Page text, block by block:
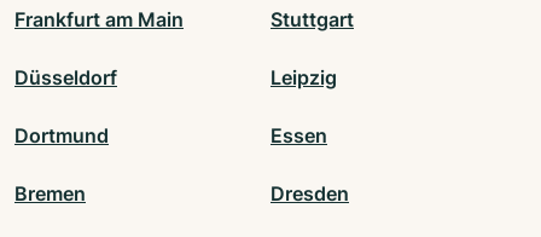
Frankfurt am Main Stuttgart
Düsseldorf Leipzig
Dortmund Essen
Bremen Dresden